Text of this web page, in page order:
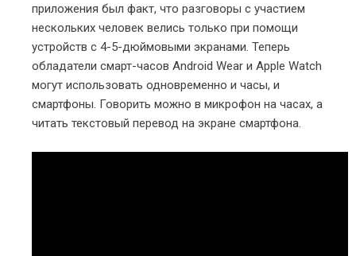
приложения был факт, что разговоры с участием
нескольких человек велись только при помощи
устройств с 4-5-дюймовыми экранами. Теперь
обладатели смарт-часов Android Wear и Apple Watch
могут использовать одновременно и часы, и
смартфоны. Говорить можно в микрофон на часах, а
читать текстовый перевод на экране смартфона.